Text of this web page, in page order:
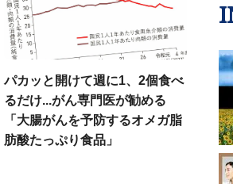
パカッと開けて週に1、2個食べ
るだけ...がん専門医が勧める
「大腸がんを予防するオメガ脂
肪酸たっぷり食品」